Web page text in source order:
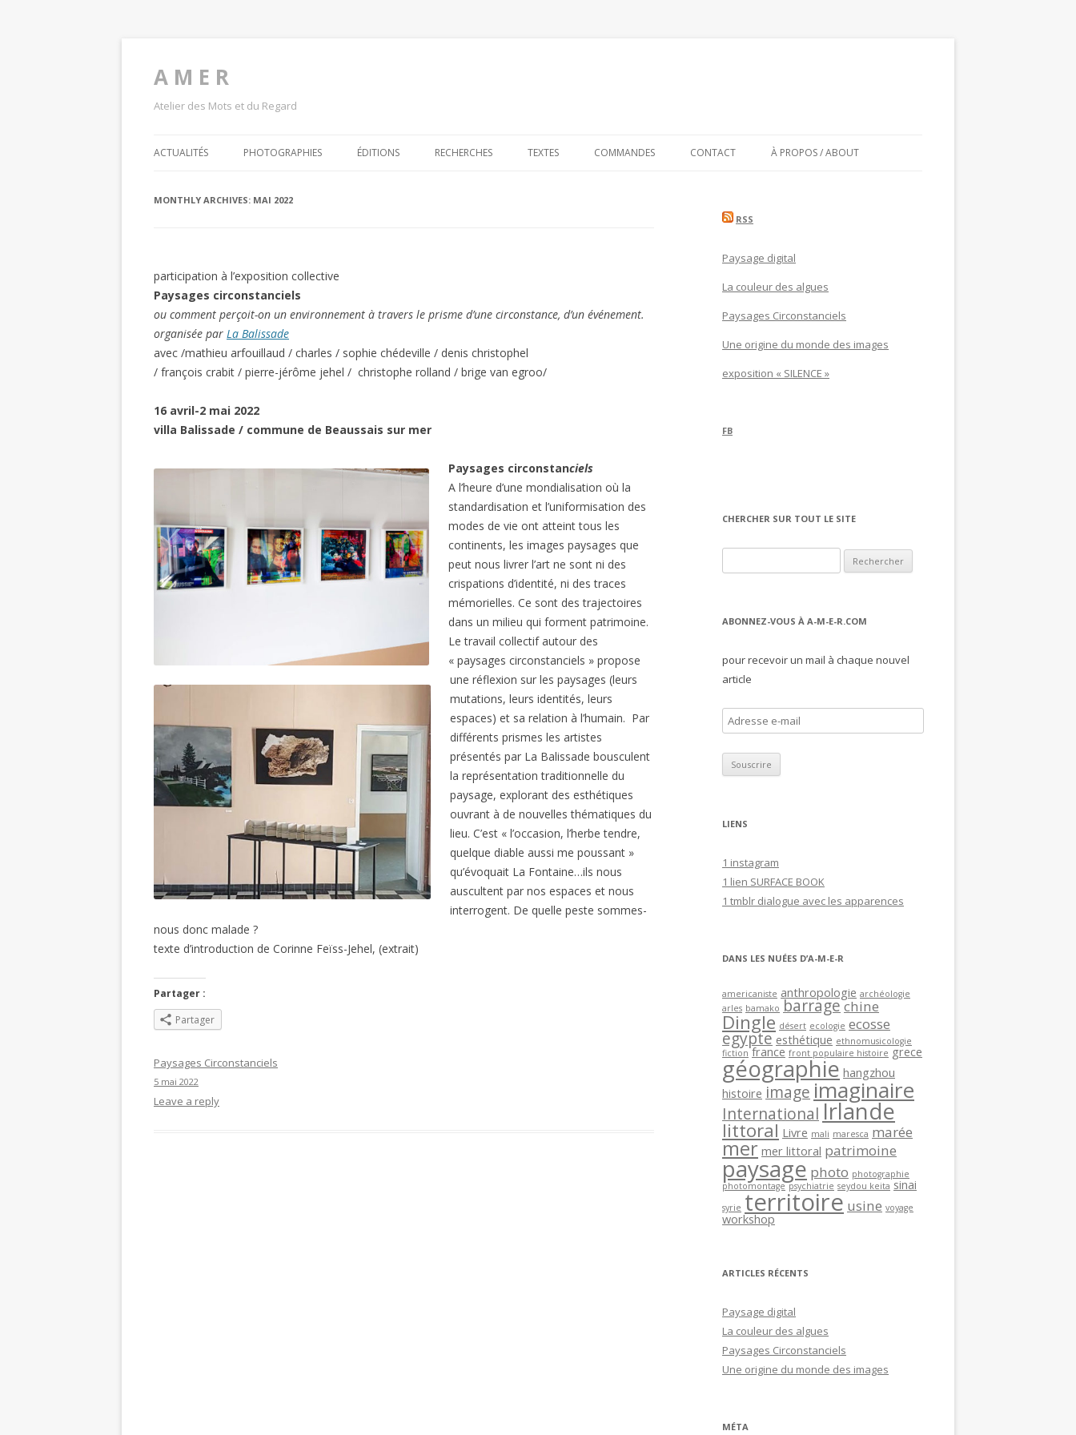
A M E R
Atelier des Mots et du Regard
ACTUALITÉS PHOTOGRAPHIES ÉDITIONS RECHERCHES TEXTES COMMANDES CONTACT À PROPOS / ABOUT
MONTHLY ARCHIVES: MAI 2022
participation à l’exposition collective
Paysages circonstanciels
ou comment perçoit-on un environnement à travers le prisme d’une circonstance, d’un événement.
organisée par La Balissade
avec /mathieu arfouillaud / charles / sophie chédeville / denis christophel
/ françois crabit / pierre-jérôme jehel / christophe rolland / brige van egroo/
16 avril-2 mai 2022
villa Balissade / commune de Beaussais sur mer
Paysages circonstanciels
A l’heure d’une mondialisation où la
standardisation et l’uniformisation des
modes de vie ont atteint tous les
continents, les images paysages que
peut nous livrer l’art ne sont ni des
crispations d’identité, ni des traces
mémorielles. Ce sont des trajectoires
dans un milieu qui forment patrimoine.
Le travail collectif autour des
« paysages circonstanciels » propose
une réflexion sur les paysages (leurs
mutations, leurs identités, leurs
espaces) et sa relation à l’humain. Par
différents prismes les artistes
présentés par La Balissade bousculent
la représentation traditionnelle du
paysage, explorant des esthétiques
ouvrant à de nouvelles thématiques du
lieu. C’est « l’occasion, l’herbe tendre,
quelque diable aussi me poussant »
qu’évoquait La Fontaine…ils nous
auscultent par nos espaces et nous
interrogent. De quelle peste sommes-
nous donc malade ?
texte d’introduction de Corinne Feïss-Jehel, (extrait)
Partager :
Partager
Paysages Circonstanciels
5 mai 2022
Leave a reply
RSS
Paysage digital
La couleur des algues
Paysages Circonstanciels
Une origine du monde des images
exposition « SILENCE »
FB
CHERCHER SUR TOUT LE SITE
ABONNEZ-VOUS À A-M-E-R.COM
pour recevoir un mail à chaque nouvel
article
d
r
e
-
m
a
LIENS
1 instagram
1 lien SURFACE BOOK
1 tmblr dialogue avec les apparences
DANS LES NUÉES D’A-M-E-R
americaniste anthropologie archéologie
arles bamako barrage chine
Dingle désert ecologie ecosse
egypte esthétique ethnomusicologie
fiction france front populaire histoire grece
géographie hangzhou
histoire imageimaginaire
InternationalIrlande
littoral Livre mali maresca marée
mer mer littoral patrimoine
paysage photo photographie
photomontage psychiatrie seydou keita sinai
syrie territoire usine voyage
workshop
ARTICLES RÉCENTS
Paysage digital
La couleur des algues
Paysages Circonstanciels
Une origine du monde des images
MÉTA